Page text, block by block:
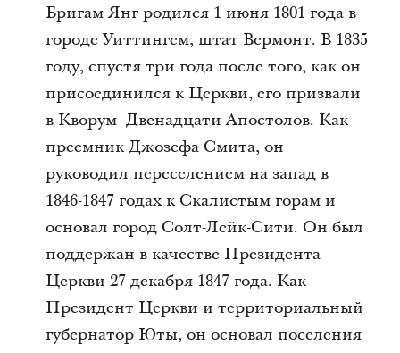
Бригам Янг родился 1 июня 1801 года в
городе Уиттингем, штат Вермонт. В 1835
году, спустя три года после того, как он
присоединился к Церкви, его призвали
в Кворум Двенадцати Апостолов. Как
преемник Джозефа Смита, он
руководил переселением на запад в
1846-1847 годах к Скалистым горам и
основал город Солт-Лейк-Сити. Он был
поддержан в качестве Президента
Церкви 27 декабря 1847 года. Как
Президент Церкви и территориальный
губернатор Юты, он основал поселения